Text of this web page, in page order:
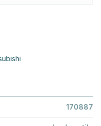
170887